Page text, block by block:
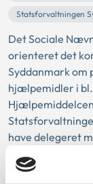
Statsforvaltningen
Det Sociale
orienteret det
Syddanmark om
hjælpemidler i
have delegeret